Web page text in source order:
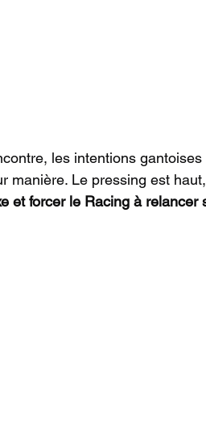
les intentions
manière. Le pressing est
et forcer le Racing à relancer